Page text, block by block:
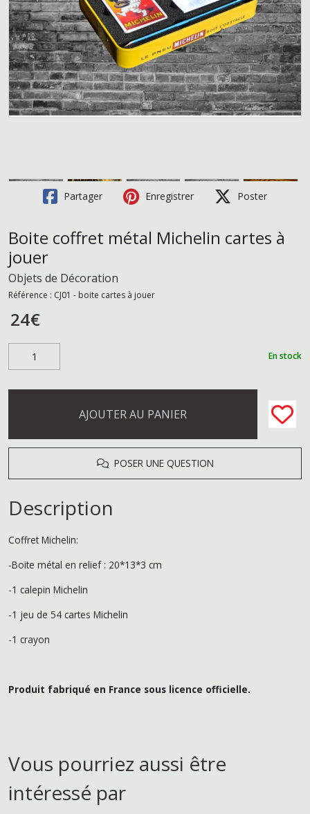
Partager Enregistrer Poster
Boite coffret métal Michelin cartes à
jouer
Objets de Décoration
Référence : CJ01 - boite cartes à jouer
24€
En stock
AJOUTER AU PANIER
POSER UNE QUESTION
Description
Coffret Michelin:
-Boite métal en relief : 20*13*3 cm
-1 calepin Michelin
-1 jeu de 54 cartes Michelin
-1 crayon
Produit fabriqué en France sous licence officielle.
Vous pourriez aussi être
intéressé par